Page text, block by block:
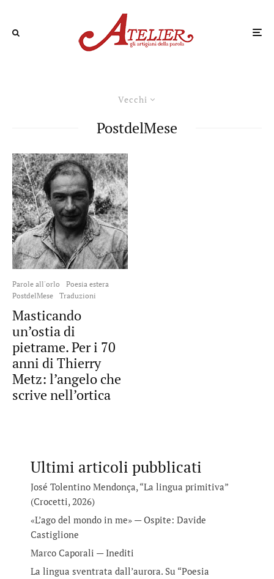
Vecchi
PostdelMese
Parole all'orlo
Poesia estera
PostdelMese
Traduzioni
Masticando
un’ostia di
pietrame. Per i 70
anni di Thierry
Metz: l’angelo che
scrive nell’ortica
Ultimi articoli pubblicati
José Tolentino Mendonça, “La lingua primitiva”
(Crocetti, 2026)
«L’ago del mondo in me» — Ospite: Davide
Castiglione
Marco Caporali — Inediti
La lingua sventrata dall’aurora. Su “Poesia